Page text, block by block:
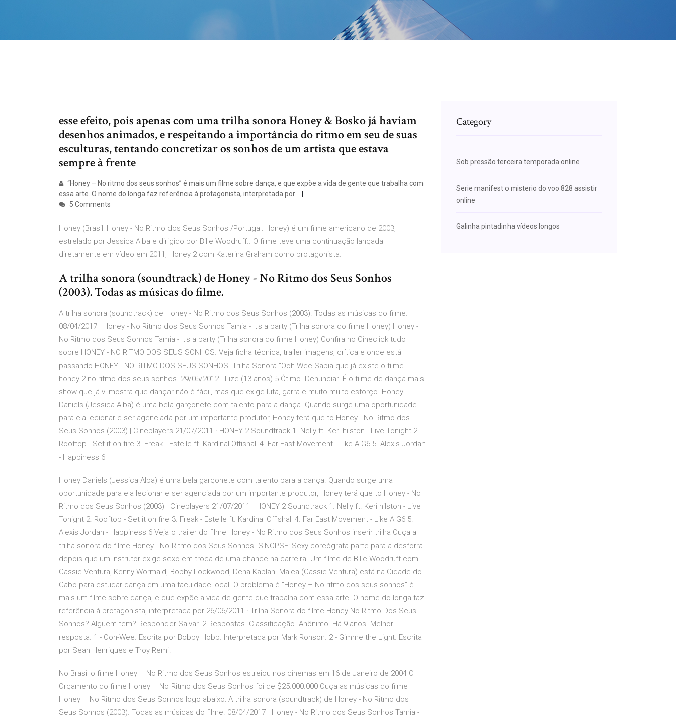
esse efeito, pois apenas com uma trilha sonora Honey & Bosko já haviam
desenhos animados, e respeitando a importância do ritmo em seu de suas
esculturas, tentando concretizar os sonhos de um artista que estava
sempre à frente
“Honey – No ritmo dos seus sonhos” é mais um filme sobre dança, e que expõe a vida de gente que trabalha com
essa arte. O nome do longa faz referência à protagonista, interpretada por
5 Comments
Honey (Brasil: Honey - No Ritmo dos Seus Sonhos /Portugal: Honey) é um filme americano de 2003,
estrelado por Jessica Alba e dirigido por Bille Woodruff.. O filme teve uma continuação lançada
diretamente em vídeo em 2011, Honey 2 com Katerina Graham como protagonista.
A trilha sonora (soundtrack) de Honey - No Ritmo dos Seus Sonhos
(2003). Todas as músicas do filme.
A trilha sonora (soundtrack) de Honey - No Ritmo dos Seus Sonhos (2003). Todas as músicas do filme.
08/04/2017 · Honey - No Ritmo dos Seus Sonhos Tamia - It's a party (Trilha sonora do filme Honey) Honey -
No Ritmo dos Seus Sonhos Tamia - It's a party (Trilha sonora do filme Honey) Confira no Cineclick tudo
sobre HONEY - NO RITMO DOS SEUS SONHOS. Veja ficha técnica, trailer imagens, crítica e onde está
passando HONEY - NO RITMO DOS SEUS SONHOS. Trilha Sonora “Ooh-Wee Sabia que já existe o filme
honey 2 no ritmo dos seus sonhos. 29/05/2012 - Lize (13 anos) 5 Ótimo. Denunciar. É o filme de dança mais
show que já vi mostra que dançar não é fácil, mas que exige luta, garra e muito muito esforço. Honey
Daniels (Jessica Alba) é uma bela garçonete com talento para a dança. Quando surge uma oportunidade
para ela lecionar e ser agenciada por um importante produtor, Honey terá que to Honey - No Ritmo dos
Seus Sonhos (2003) | Cineplayers 21/07/2011 · HONEY 2 Soundtrack 1. Nelly ft. Keri hilston - Live Tonight 2.
Rooftop - Set it on fire 3. Freak - Estelle ft. Kardinal Offishall 4. Far East Movement - Like A G6 5. Alexis Jordan
- Happiness 6
Honey Daniels (Jessica Alba) é uma bela garçonete com talento para a dança. Quando surge uma
oportunidade para ela lecionar e ser agenciada por um importante produtor, Honey terá que to Honey - No
Ritmo dos Seus Sonhos (2003) | Cineplayers 21/07/2011 · HONEY 2 Soundtrack 1. Nelly ft. Keri hilston - Live
Tonight 2. Rooftop - Set it on fire 3. Freak - Estelle ft. Kardinal Offishall 4. Far East Movement - Like A G6 5.
Alexis Jordan - Happiness 6 Veja o trailer do filme Honey - No Ritmo dos Seus Sonhos inserir trilha Ouça a
trilha sonora do filme Honey - No Ritmo dos Seus Sonhos. SINOPSE: Sexy coreógrafa parte para a desforra
depois que um instrutor exige sexo em troca de uma chance na carreira. Um filme de Bille Woodruff com
Cassie Ventura, Kenny Wormald, Bobby Lockwood, Dena Kaplan. Malea (Cassie Ventura) está na Cidade do
Cabo para estudar dança em uma faculdade local. O problema é “Honey – No ritmo dos seus sonhos” é
mais um filme sobre dança, e que expõe a vida de gente que trabalha com essa arte. O nome do longa faz
referência à protagonista, interpretada por 26/06/2011 · Trilha Sonora do filme Honey No Ritmo Dos Seus
Sonhos? Alguem tem? Responder Salvar. 2 Respostas. Classificação. Anônimo. Há 9 anos. Melhor
resposta. 1 - Ooh-Wee. Escrita por Bobby Hobb. Interpretada por Mark Ronson. 2 - Gimme the Light. Escrita
por Sean Henriques e Troy Remi.
No Brasil o filme Honey – No Ritmo dos Seus Sonhos estreiou nos cinemas em 16 de Janeiro de 2004 O
Orçamento do filme Honey – No Ritmo dos Seus Sonhos foi de $25.000.000 Ouça as músicas do filme
Honey – No Ritmo dos Seus Sonhos logo abaixo: A trilha sonora (soundtrack) de Honey - No Ritmo dos
Seus Sonhos (2003). Todas as músicas do filme. 08/04/2017 · Honey - No Ritmo dos Seus Sonhos Tamia -
Category
Sob pressão terceira temporada online
Serie manifest o misterio do voo 828 assistir
online
Galinha pintadinha vídeos longos